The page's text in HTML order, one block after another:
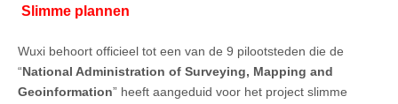
Slimme plannen
Wuxi behoort officieel tot een van de 9 pilootsteden die de
“National Administration of Surveying, Mapping and
Geoinformation” heeft aangeduid voor het project slimme